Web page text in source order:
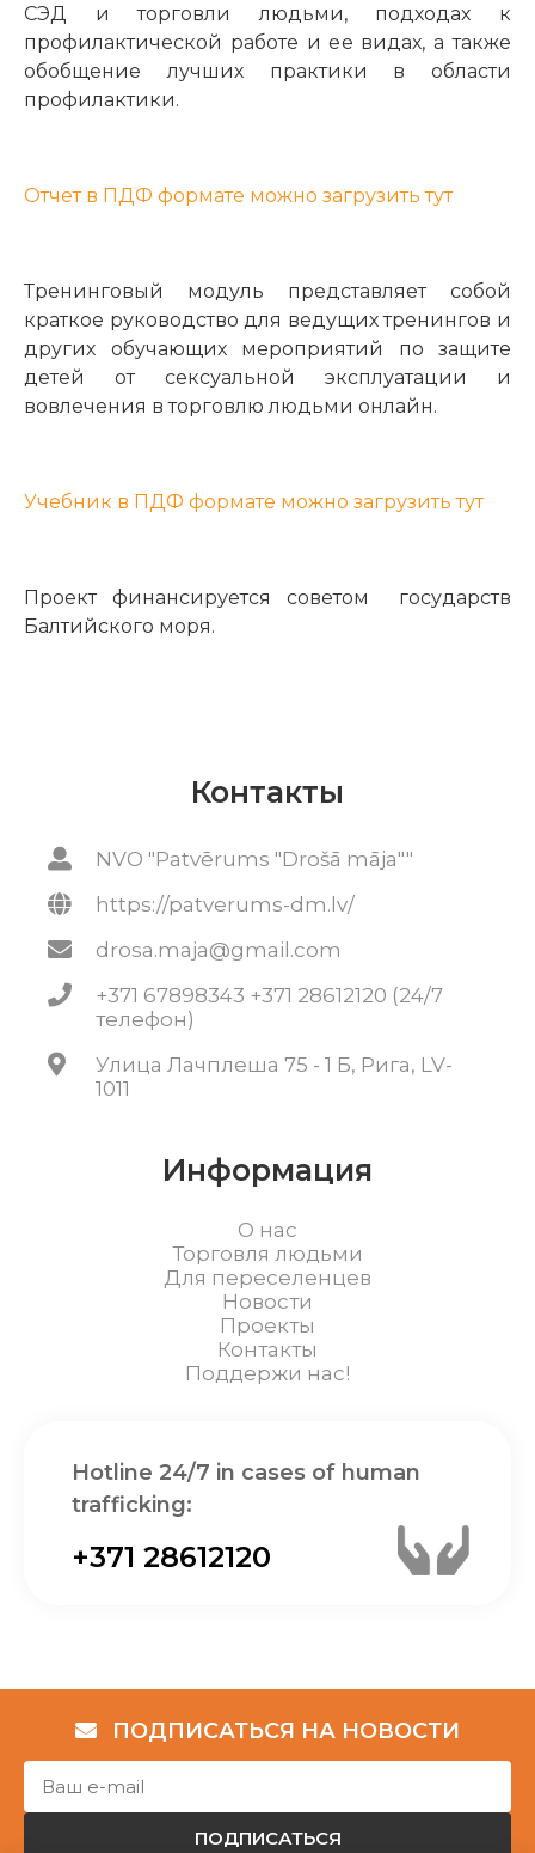
СЭД и торговли людьми, подходах к
профилактической работе и ее видах, а также
обобщение лучших практики в области
профилактики.
Отчет в ПДФ формате можно загрузить тут
Тренинговый модуль представляет собой
краткое руководство для ведущих тренингов и
других обучающих мероприятий по защите
детей от сексуальной эксплуатации и
вовлечения в торговлю людьми онлайн.
Учебник в ПДФ формате можно загрузить тут
Проект финансируется советом государств
Балтийского моря.
Контакты
NVO "Patvērums "Drošā māja""
https://patverums-dm.lv/
drosa.maja@gmail.com
+371 67898343 +371 28612120 (24/7
телефон)
Улица Лачплеша 75 - 1 Б, Рига, LV-
1011
Информация
О нас
Торговля людьми
Для переселенцев
Новости
Проекты
Контакты
Поддержи нас!
Hotline 24/7 in cases of human
trafficking:
+371 28612120
ПОДПИСАТЬСЯ НА НОВОСТИ
ПОДПИСАТЬСЯ